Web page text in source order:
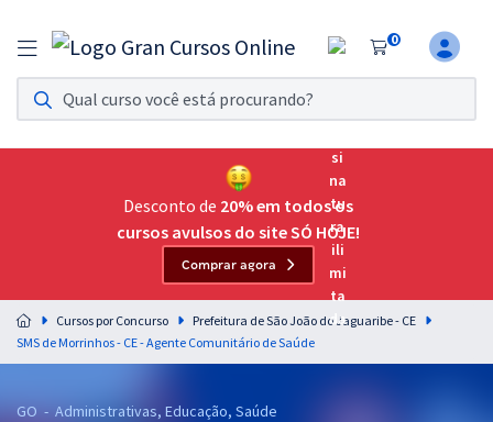
0
Assinatura Ilimitada 11
Acesso a todos os cursos. Teste grátis por 7 dias!
Assinatura OAB Até Passar
Acesso ilimitado a toda preparação para o Exame da
Residências Multiprofissionais
Preparação completa e intensiva para as principais
residências em saúde do Brasil
Desconto de 20% em todos os
cursos avulsos do site SÓ HOJE!
Comprar agora
Cursos por Concurso
Prefeitura de São João do Jaguaribe - CE
SMS de Morrinhos - CE - Agente Comunitário de Saúde
GO - Administrativas, Educação, Saúde